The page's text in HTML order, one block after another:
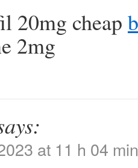
20mg cheap
2mg
at 11 h 04 min